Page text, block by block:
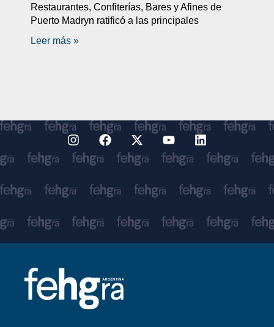
Restaurantes, Confiterías, Bares y Afines de
Puerto Madryn ratificó a las principales
Leer más »